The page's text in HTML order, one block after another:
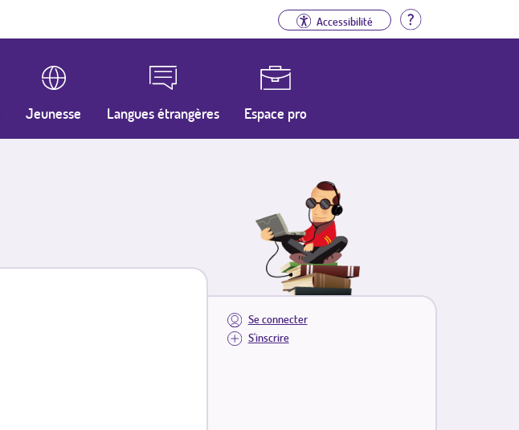
Accessibilité Aide
Jeunesse Langues étrangères Espace pro
Se connecter
S'inscrire